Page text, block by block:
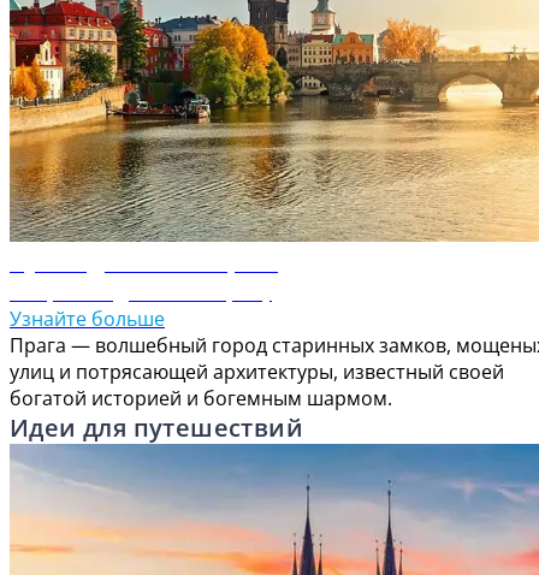
Узнайте больше
Прага — волшебный город старинных замков,
улиц и потрясающей архитектуры, известный своей
богатой историей и богемным шармом.
Идеи для путешествий